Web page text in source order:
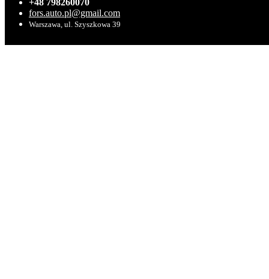
+48 798260070
fors.auto.pl@gmail.com
Warszawa, ul. Szyszkowa 39